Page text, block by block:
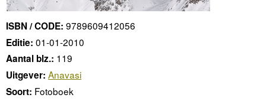
ISBN / CODE: 9789609412056
Editie: 01-01-2010
Aantal blz.: 119
Uitgever: Anavasi
Soort: Fotoboek